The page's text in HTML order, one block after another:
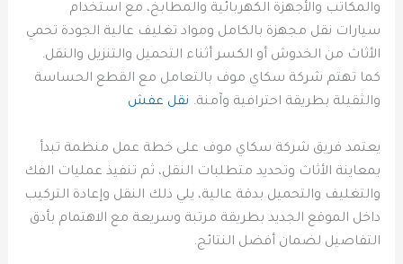
والمكاتب والأجهزة الكهربائية والمطابخ، مع استخدام
سيارات نقل مجهزة بالكامل ومواد تغليف عالية الجودة تحمي
الأثاث من الخدوش أو الكسر أثناء التحميل والتنزيل والنقل.
كما تهتم شركة سكاي موف بالتعامل مع القطع الحساسة
والثقيلة بطريقة احترافية وآمنة. نقل عفش
يعتمد فريق شركة سكاي موف على خطة عمل منظمة تبدأ
بمعاينة الأثاث وتحديد متطلبات النقل، ثم تنفيذ عمليات الفك
والتغليف والتحميل بدقة عالية، يلي ذلك النقل وإعادة التركيب
داخل الموقع الجديد بطريقة مرتبة وسريعة مع الاهتمام بأدق
التفاصيل لضمان أفضل النتائج.